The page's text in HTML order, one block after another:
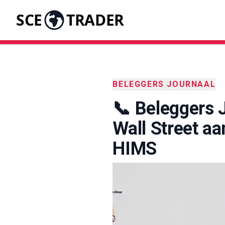
SCE TRADER
BELEGGERS JOURNAAL
📞 Beleggers
Wall Street
HIMS